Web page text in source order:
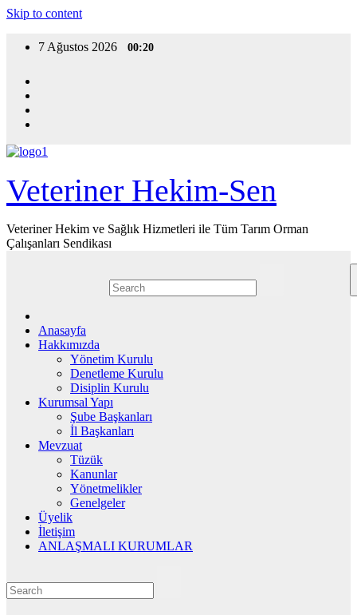
Skip to content
7 Ağustos 2026 00:20
Veteriner Hekim-Sen
Veteriner Hekim ve Sağlık Hizmetleri ile Tüm Tarım Orman
Çalışanları Sendikası
Anasayfa
Hakkımızda
Yönetim Kurulu
Denetleme Kurulu
Disiplin Kurulu
Kurumsal Yapı
Şube Başkanları
İl Başkanları
Mevzuat
Tüzük
Kanunlar
Yönetmelikler
Genelgeler
Üyelik
İletişim
ANLAŞMALI KURUMLAR